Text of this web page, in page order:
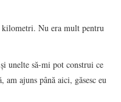
kilometri. Nu era mult pentru
unelte să-mi pot construi ce
ajuns până aici, găsesc eu